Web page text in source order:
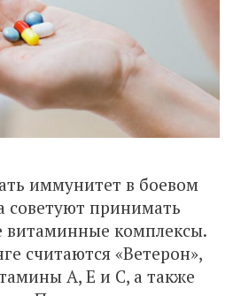
иммунитет в боевом
советуют принимать
витаминные комплексы.
считаются «Ветерон»,
А, Е и С, а также